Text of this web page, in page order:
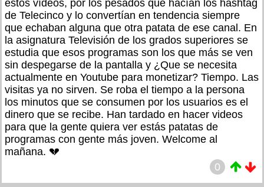
estos vídeos, por los pesados que hacían los hashtag
de Telecinco y lo convertían en tendencia siempre
que echaban alguna que otra patata de ese canal. En
la asignatura Televisión de los grados superiores se
estudia que esos programas son los que más se ven
sin despegarse de la pantalla y ¿Que se necesita
actualmente en Youtube para monetizar? Tiempo. Las
visitas ya no sirven. Se roba el tiempo a la persona
los minutos que se consumen por los usuarios es el
dinero que se recibe. Han tardado en hacer videos
para que la gente quiera ver estás patatas de
programas con gente más joven. Welcome al
mañana. 💔
0